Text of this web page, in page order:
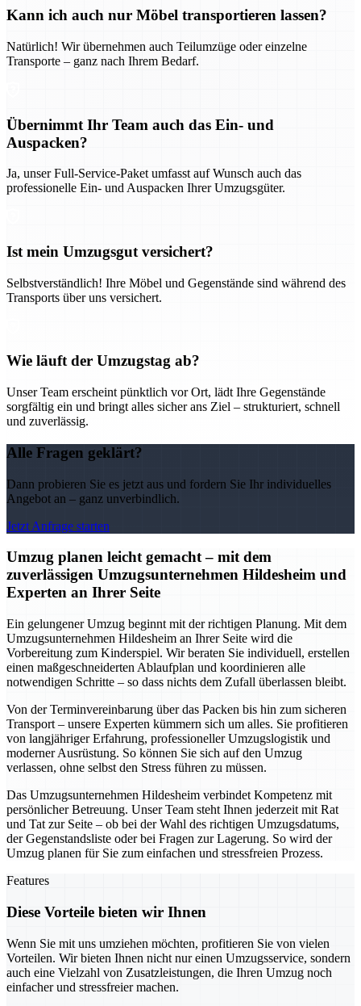
Kann ich auch nur Möbel transportieren lassen?
Natürlich! Wir übernehmen auch Teilumzüge oder einzelne
Transporte – ganz nach Ihrem Bedarf.
Übernimmt Ihr Team auch das Ein- und
Auspacken?
Ja, unser Full-Service-Paket umfasst auf Wunsch auch das
professionelle Ein- und Auspacken Ihrer Umzugsgüter.
Ist mein Umzugsgut versichert?
Selbstverständlich! Ihre Möbel und Gegenstände sind während des
Transports über uns versichert.
Wie läuft der Umzugstag ab?
Unser Team erscheint pünktlich vor Ort, lädt Ihre Gegenstände
sorgfältig ein und bringt alles sicher ans Ziel – strukturiert, schnell
und zuverlässig.
Alle Fragen geklärt?
Dann probieren Sie es jetzt aus und fordern Sie Ihr individuelles
Angebot an – ganz unverbindlich.
Jetzt Anfrage starten
Umzug planen leicht gemacht – mit dem
zuverlässigen Umzugsunternehmen Hildesheim und
Experten an Ihrer Seite
Ein gelungener Umzug beginnt mit der richtigen Planung. Mit dem
Umzugsunternehmen Hildesheim an Ihrer Seite wird die
Vorbereitung zum Kinderspiel. Wir beraten Sie individuell, erstellen
einen maßgeschneiderten Ablaufplan und koordinieren alle
notwendigen Schritte – so dass nichts dem Zufall überlassen bleibt.
Von der Terminvereinbarung über das Packen bis hin zum sicheren
Transport – unsere Experten kümmern sich um alles. Sie profitieren
von langjähriger Erfahrung, professioneller Umzugslogistik und
moderner Ausrüstung. So können Sie sich auf den Umzug
verlassen, ohne selbst den Stress führen zu müssen.
Das Umzugsunternehmen Hildesheim verbindet Kompetenz mit
persönlicher Betreuung. Unser Team steht Ihnen jederzeit mit Rat
und Tat zur Seite – ob bei der Wahl des richtigen Umzugsdatums,
der Gegenstandsliste oder bei Fragen zur Lagerung. So wird der
Umzug planen für Sie zum einfachen und stressfreien Prozess.
Features
Diese Vorteile bieten wir Ihnen
Wenn Sie mit uns umziehen möchten, profitieren Sie von vielen
Vorteilen. Wir bieten Ihnen nicht nur einen Umzugsservice, sondern
auch eine Vielzahl von Zusatzleistungen, die Ihren Umzug noch
einfacher und stressfreier machen.